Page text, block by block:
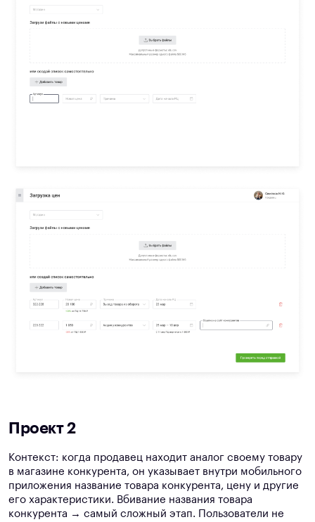
Проект 2
Контекст: когда продавец находит аналог своему товару
в магазине конкурента, он указывает внутри мобильного
приложения название товара конкурента, цену и другие
его характеристики. Вбивание названия товара
конкурента → самый сложный этап. Пользователи не